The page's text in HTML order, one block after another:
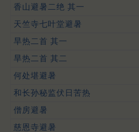
香山避暑二绝 其一
天竺寺七叶堂避暑
旱热二首 其一
旱热二首 其二
何处堪避暑
和长孙秘监伏日苦热
僧房避暑
慈恩寺避暑